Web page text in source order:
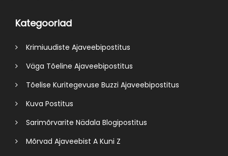
Kategooriad
Krimiuudiste Ajaveebipostitus
Väga Tõeline Ajaveebipostitus
Tõelise Kuritegevuse Buzzi Ajaveebipostitus
Kuva Postitus
Sarimõrvarite Nädala Blogipostitus
Mõrvad Ajaveebist A Kuni Z